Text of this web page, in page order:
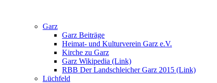
Garz
Garz Beiträge
Heimat- und Kulturverein Garz e.V.
Kirche zu Garz
Garz Wikipedia (Link)
RBB Der Landschleicher Garz 2015 (Link)
Lüchfeld